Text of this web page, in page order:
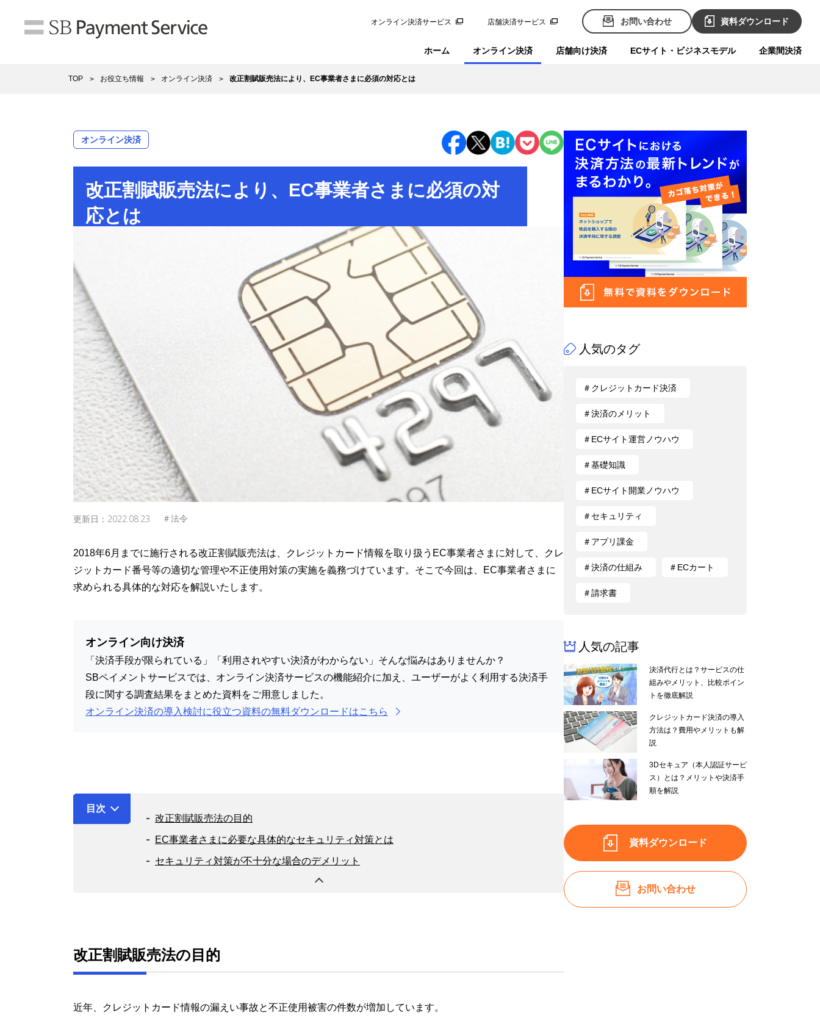
お問い合わせ 資料ダウンロード
オンライン決済サービス 店舗決済サービス
ホーム オンライン決済 店舗向け決済 ECサイト・ビジネスモデル 企業間決済
TOP お役立ち情報 オンライン決済 改正割賦販売法により、EC事業者さまに必須の対応とは
オンライン決済
改正割賦販売法により、EC事業者さまに必須の対
応とは
更新日： 2022.08.23 ＃法令
2018年6月までに施行される改正割賦販売法は、クレジットカード情報を取り扱うEC事業者さまに対して、クレ
ジットカード番号等の適切な管理や不正使用対策の実施を義務づけています。そこで今回は、EC事業者さまに
求められる具体的な対応を解説いたします。
オンライン向け決済
「決済手段が限られている」「利用されやすい決済がわからない」そんな悩みはありませんか？
SBペイメントサービスでは、オンライン決済サービスの機能紹介に加え、ユーザーがよく利用する決済手
段に関する調査結果をまとめた資料をご用意しました。
オンライン決済の導入検討に役立つ資料の無料ダウンロードはこちら
目次
改正割賦販売法の目的
EC事業者さまに必要な具体的なセキュリティ対策とは
セキュリティ対策が不十分な場合のデメリット
改正割賦販売法の目的
近年、クレジットカード情報の漏えい事故と不正使用被害の件数が増加しています。
人気のタグ
＃クレジットカード決済
＃決済のメリット
＃ECサイト運営ノウハウ
＃基礎知識
＃ECサイト開業ノウハウ
＃セキュリティ
＃アプリ課金
＃決済の仕組み ＃ECカート
＃請求書
人気の記事
決済代行とは？サービスの仕
組みやメリット、比較ポイン
トを徹底解説
クレジットカード決済の導入
方法は？費用やメリットも解
説
3Dセキュア（本人認証サービ
ス）とは？メリットや決済手
順を解説
資料ダウンロード
お問い合わせ